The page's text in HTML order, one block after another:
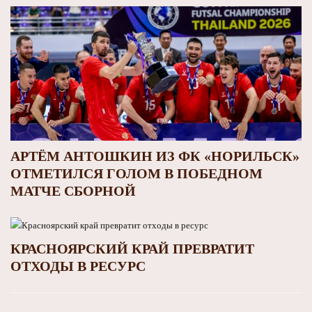
АРТЁМ АНТОШКИН ИЗ ФК «НОРИЛЬСК»
ОТМЕТИЛСЯ ГОЛОМ В ПОБЕДНОМ
МАТЧЕ СБОРНОЙ
КРАСНОЯРСКИЙ КРАЙ ПРЕВРАТИТ
ОТХОДЫ В РЕСУРС